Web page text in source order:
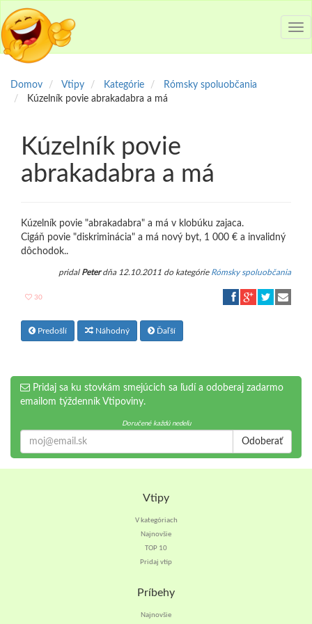
Domov Vtipy Kategórie
Rómsky spoluobčania
Kúzelník povie abrakadabra a má
Kúzelník povie
abrakadabra a má
Kúzelník povie "abrakadabra" a má v klobúku zajaca.
Cigáň povie "diskriminácia" a má nový byt, 1 000 € a invalidný
dôchodok..
pridal Peterdňa 12.10.2011 do kategórie Rómsky spoluobčania
30
Predošlí Náhodný Ďaľší
Pridaj sa ku stovkám smejúcich sa ľudí a odoberaj zadarmo
emailom týždenník Vtipoviny.
Doručené každú nedeľu
Odoberať
Vtipy
V kategóriach
Najnovšie
TOP 10
Pridaj vtip
Príbehy
Najnovšie